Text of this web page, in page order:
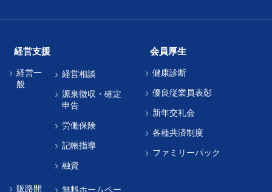
経営支援
経営一
般
経営相談
源泉徴収・確定
申告
労働保険
記帳指導
融資
販路開
無料ホームペー
会員厚生
健康診断
優良従業員表彰
新年交礼会
各種共済制度
ファミリーパック